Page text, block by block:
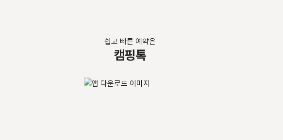
쉽고 빠른 예약은
캠핑톡